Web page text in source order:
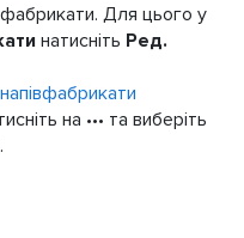
Для цього у
натисніть Ред.
напівфабрикати
на ••• та виберіть
.